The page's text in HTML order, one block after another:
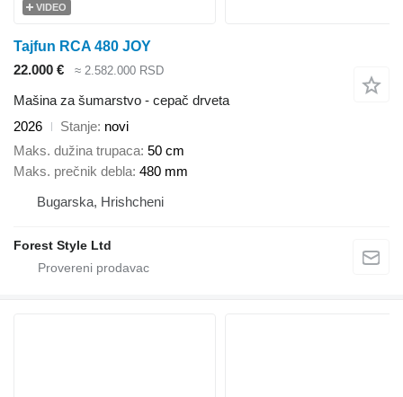
VIDEO
Tajfun RCA 480 JOY
22.000 €
≈ 2.582.000 RSD
Mašina za šumarstvo - cepač drveta
2026
Stanje novi
Maks. dužina trupaca 50 cm
Maks. prečnik debla 480 mm
Bugarska, Hrishcheni
Forest Style Ltd